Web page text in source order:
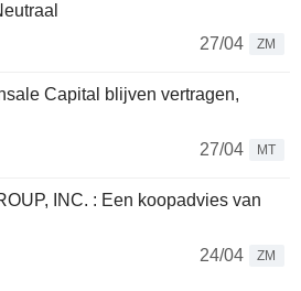
27/04
ZM
Capital blijven vertragen,
27/04
MT
INC. : Een koopadvies van
24/04
ZM